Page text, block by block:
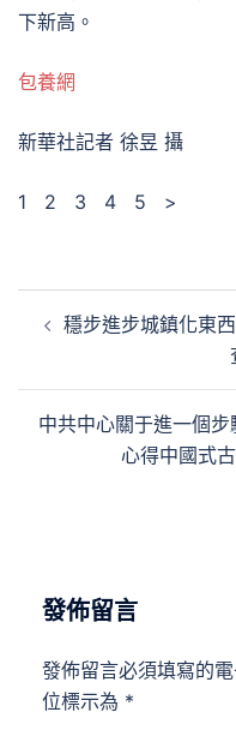
下新高。
包養網
新華社記者 徐昱 攝
1 2 3 4 5 >
章
穩步進步城鎮化東
中共中心關于進一個
心得中國式
發佈留言
發佈留言必須填寫的
位標示為 *